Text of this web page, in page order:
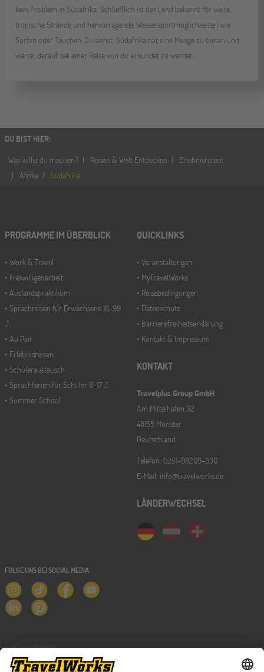
kein Problem in Südafrika: Schließlich ist das Land bekannt für weite,
tropische Strände und hervorragende Wassersportmöglichkeiten wie
Surfen oder Tauchen. Du siehst: Südafrika hat eine Menge zu bieten und
wartet darauf, bei einer Reise von dir erkundet zu werden.
DU BIST HIER:
Was willst du machen?
Reisen & Welt Entdecken
Erlebnisreisen
Afrika
Südafrika
PROGRAMME IM ÜBERBLICK
Work & Travel
Freiwilligenarbeit
Auslandspraktikum
Sprachreisen für Erwachsene 16-99
J.
Au Pair
Erlebnisreisen
Schüleraustausch
Sprachferien für Schüler 8-17 J.
Summer School
QUICKLINKS
Veranstaltungen
MyTravelWorks
Reisebedingungen
Datenschutz
Barrierefreiheitserklärung
Kontakt & Impressum
KONTAKT
Travelplus Group GmbH
Am Mittelhafen 32
48155 Münster
Deutschland
Telefon: 0251-98209-330
E-Mail: info@travelworks.de
LÄNDERWECHSEL
FOLGE UNS BEI SOCIAL MEDIA
NEWSLETTER